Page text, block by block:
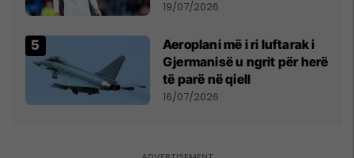
marrëveshjen për Fisnik
19/07/2026
Aeroplani më i ri luftarak i
Gjermanisë u ngrit për herë
të parë në qiell
16/07/2026